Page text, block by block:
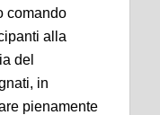
comando
alla
del
in
pienamente